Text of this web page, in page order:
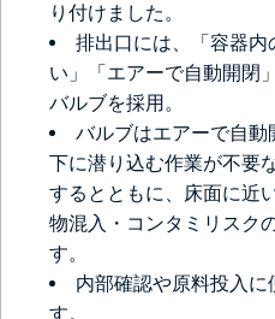
り付けました。
排出口には、「容器
い」「エアーで自動開閉
バルブを採用。
バルブはエアーで自動
下に潜り込む作業が不要
するとともに、床面に近
物混入・コンタミリスク
す。
内部確認や原料投入に
す。